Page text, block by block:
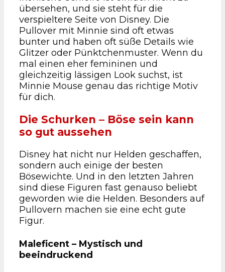
übersehen, und sie steht für die
verspieltere Seite von Disney. Die
Pullover mit Minnie sind oft etwas
bunter und haben oft süße Details wie
Glitzer oder Pünktchenmuster. Wenn du
mal einen eher femininen und
gleichzeitig lässigen Look suchst, ist
Minnie Mouse genau das richtige Motiv
für dich.
Die Schurken – Böse sein kann
so gut aussehen
Disney hat nicht nur Helden geschaffen,
sondern auch einige der besten
Bösewichte. Und in den letzten Jahren
sind diese Figuren fast genauso beliebt
geworden wie die Helden. Besonders auf
Pullovern machen sie eine echt gute
Figur.
Maleficent – Mystisch und
beeindruckend